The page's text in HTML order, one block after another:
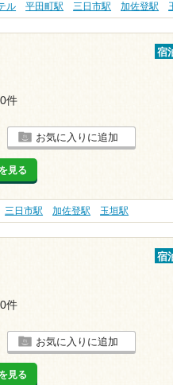
ル 平田町駅 三日市駅 加佐登駅
宿
件
お気に入りに追加
見る
三日市駅 加佐登駅 玉垣駅
宿
件
お気に入りに追加
見る